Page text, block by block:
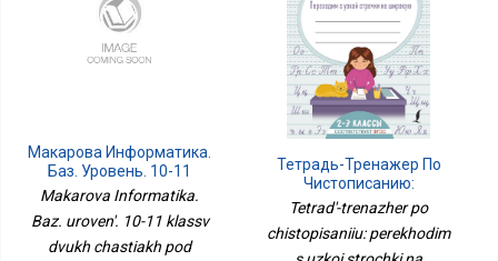
Макарова Информатика.
Баз. Уровень. 10-11
Классв Двух Частях Под
Ч.2 НЕ БУДЕТ
Makarova Informatika.
Baz. uroven'. 10-11 klassv
dvukh chastiakh pod
Тетрадь-Тренажер По
Чистописанию:
Переходим С Узкой
Строчки На Широкую
Tetrad'-trenazher po
chistopisaniiu: perekhodim